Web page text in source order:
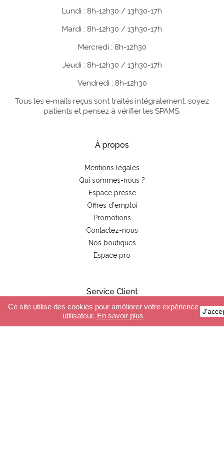
Lundi : 8h-12h30 / 13h30-17h
Mardi : 8h-12h30 / 13h30-17h
Mercredi : 8h-12h30
Jeudi : 8h-12h30 / 13h30-17h
Vendredi : 8h-12h30
Tous les e-mails reçus sont traités intégralement, soyez
patients et pensez à vérifier les SPAMS.
À propos
Mentions légales
Qui sommes-nous ?
Espace presse
Offres d'emploi
Promotions
Contactez-nous
Nos boutiques
Espace pro
Service Client
Paiement sécurisé
Livraison
Ce site utilise des cookies pour améliorer votre expérience
utilisateur. En savoir plus